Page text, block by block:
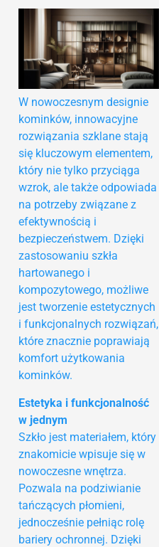
W nowoczesnym designie
kominków, innowacyjne
rozwiązania szklane stają
się kluczowym elementem,
który nie tylko przyciąga
wzrok, ale także odpowiada
na potrzeby związane z
efektywnością i
bezpieczeństwem. Dzięki
zastosowaniu szkła
hartowanego i
kompozytowego, możliwe
jest tworzenie estetycznych
i funkcjonalnych rozwiązań,
które znacznie poprawiają
komfort użytkowania
kominków.
Estetyka i funkcjonalność
w jednym
Szkło jest materiałem, który
znakomicie wpisuje się w
nowoczesne wnętrza.
Pozwala na podziwianie
tańczących płomieni,
jednocześnie pełniąc rolę
bariery ochronnej. Dzięki